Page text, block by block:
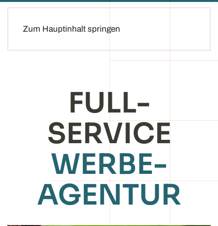
Zum Hauptinhalt springen
FULL-
SERVICE
WERBE­
AGENTUR